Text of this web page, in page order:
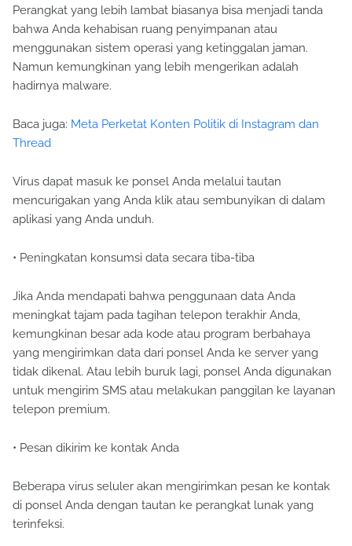
Perangkat yang lebih lambat biasanya bisa menjadi tanda
bahwa Anda kehabisan ruang penyimpanan atau
menggunakan sistem operasi yang ketinggalan jaman.
Namun kemungkinan yang lebih mengerikan adalah
hadirnya malware.
Baca juga: Meta Perketat Konten Politik di Instagram dan
Thread
Virus dapat masuk ke ponsel Anda melalui tautan
mencurigakan yang Anda klik atau sembunyikan di dalam
aplikasi yang Anda unduh.
• Peningkatan konsumsi data secara tiba-tiba
Jika Anda mendapati bahwa penggunaan data Anda
meningkat tajam pada tagihan telepon terakhir Anda,
kemungkinan besar ada kode atau program berbahaya
yang mengirimkan data dari ponsel Anda ke server yang
tidak dikenal. Atau lebih buruk lagi, ponsel Anda digunakan
untuk mengirim SMS atau melakukan panggilan ke layanan
telepon premium.
• Pesan dikirim ke kontak Anda
Beberapa virus seluler akan mengirimkan pesan ke kontak
di ponsel Anda dengan tautan ke perangkat lunak yang
terinfeksi.